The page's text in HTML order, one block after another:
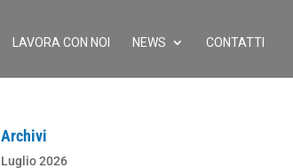
LAVORA CON NOI NEWS CONTATTI
Archivi
Luglio 2026